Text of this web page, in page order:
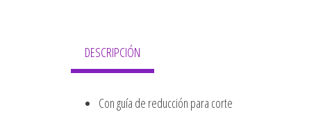
DESCRIPCIÓN
Con guía de reducción para corte